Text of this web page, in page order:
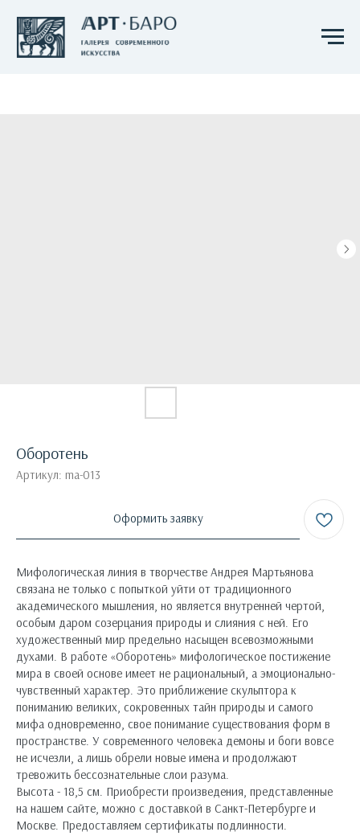
Оборотень
Артикул: ma-013
Оформить заявку
Мифологическая линия в творчестве Андрея Мартьянова
связана не только с попыткой уйти от традиционного
академического мышления, но является внутренней чертой,
особым даром созерцания природы и слияния с ней. Его
художественный мир предельно насыщен всевозможными
духами. В работе «Оборотень» мифологическое постижение
мира в своей основе имеет не рациональный, а эмоционально-
чувственный характер. Это приближение скульптора к
пониманию великих, сокровенных тайн природы и самого
мифа одновременно, свое понимание существования форм в
пространстве. У современного человека демоны и боги вовсе
не исчезли, а лишь обрели новые имена и продолжают
тревожить бессознательные слои разума.
Высота - 18,5 см. Приобрести произведения, представленные
на нашем сайте, можно с доставкой в Санкт-Петербурге и
Москве. Предоставляем сертификаты подлинности.